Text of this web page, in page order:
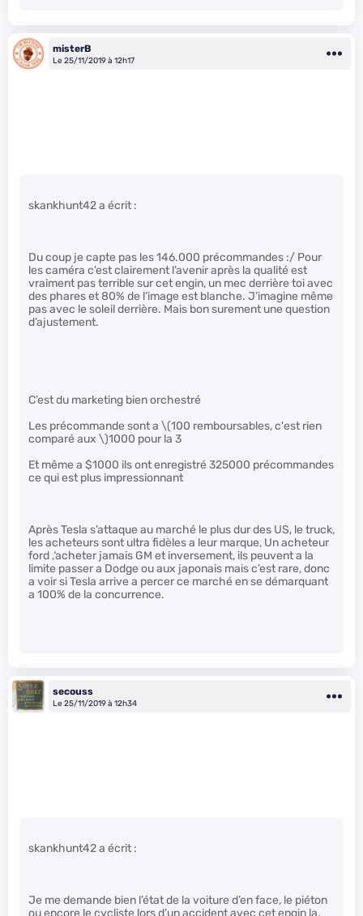
misterB
Le 25/11/2019 à 12h17
skankhunt42 a écrit :
Du coup je capte pas les 146.000 précommandes :/ Pour
les caméra c’est clairement l’avenir après la qualité est
vraiment pas terrible sur cet engin, un mec derrière toi avec
des phares et 80% de l’image est blanche. J’imagine même
pas avec le soleil derrière. Mais bon surement une question
d’ajustement.
C’est du marketing bien orchestré
Les précommande sont a \(100 remboursables, c'est rien
comparé aux \)1000 pour la 3
Et même a $1000 ils ont enregistré 325000 précommandes
ce qui est plus impressionnant
Après Tesla s’attaque au marché le plus dur des US, le truck,
les acheteurs sont ultra fidèles a leur marque, Un acheteur
ford ,‘acheter jamais GM et inversement, ils peuvent a la
limite passer a Dodge ou aux japonais mais c’est rare, donc
a voir si Tesla arrive a percer ce marché en se démarquant
a 100% de la concurrence.
secouss
Le 25/11/2019 à 12h34
skankhunt42 a écrit :
Je me demande bien l’état de la voiture d’en face, le piéton